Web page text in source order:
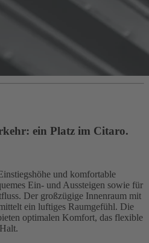
ein Platz im Citaro.
und komfortable
Ein- und Aussteigen sowie für
Der großzügige Innenraum mit
ein luftiges Raumgefühl. Die
optimalen Komfort, das flexible